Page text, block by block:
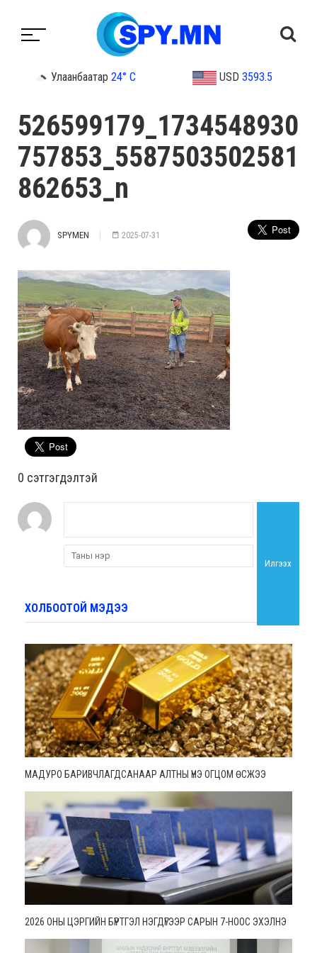
Улаанбаатар 24° C USD 3593.5
526599179_1734548930
757853_5587503502581
862653_n
SPYMEN 2025-07-31
0 cэтгэгдэлтэй
Илгээх
ХОЛБООТОЙ МЭДЭЭ
МАДУРО БАРИВЧЛАГДСАНААР АЛТНЫ ҮНЭ ОГЦОМ ӨСЖЭЭ
2026 ОНЫ ЦЭРГИЙН БҮРТГЭЛ НЭГДҮГЭЭР САРЫН 7-НООС ЭХЭЛНЭ